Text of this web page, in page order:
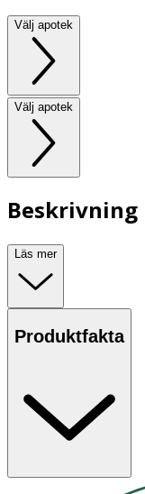
Välj apotek
Välj apotek
Beskrivning
Läs mer
Produktfakta